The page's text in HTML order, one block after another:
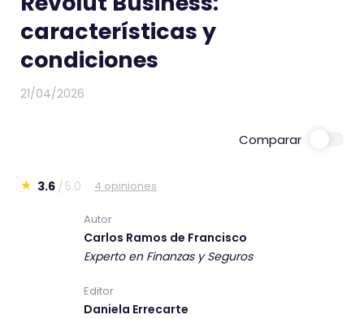
características y
condiciones
21/04/2026
Comparar
E
3.6 5.0 4 opiniones
Autor
Carlos Ramos de Francisco
Experto en Finanzas y Seguros
Editor
Daniela Errecarte